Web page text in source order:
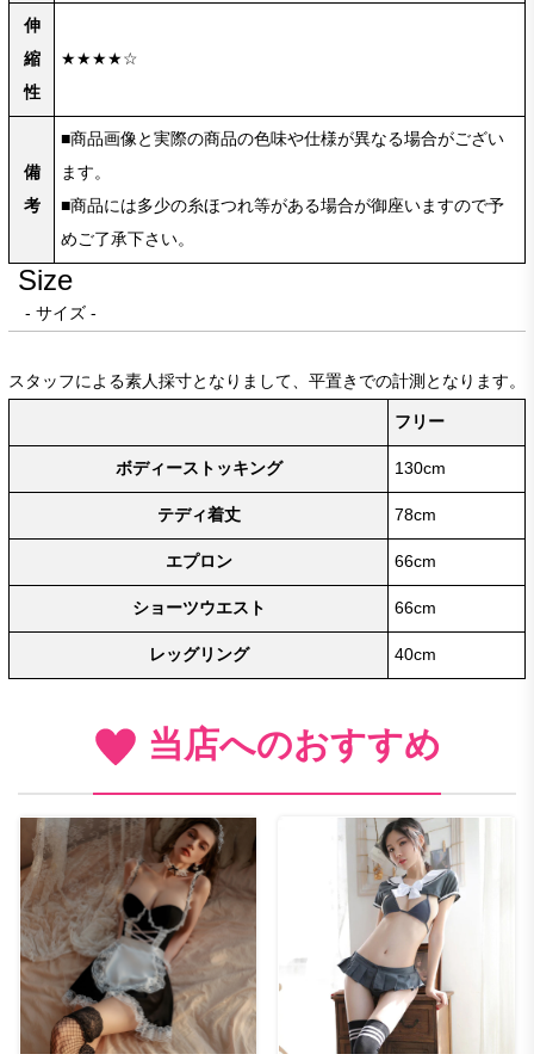
伸
縮
性
★★★★☆
備
考
■商品画像と実際の商品の色味や仕様が異なる場合がござい
ます。
■商品には多少の糸ほつれ等がある場合が御座いますので予
めご了承下さい。
Size
- サイズ -
スタッフによる素人採寸となりまして、平置きでの計測となります。
フリー
ボディーストッキング 130cm
テディ着丈 78cm
エプロン 66cm
ショーツウエスト 66cm
レッグリング 40cm
当店へのおすすめ